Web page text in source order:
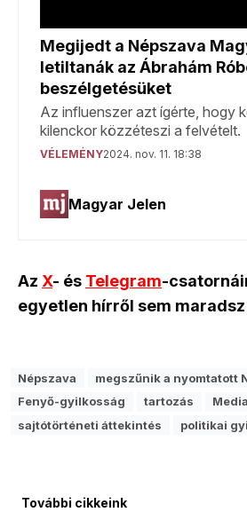
Az X- és Telegram-
egyetlen hírről sem maradsz
Népszava
megszűnik a nyomtatott
Fenyő-gyilkosság
tartozás
sajtótörténeti áttekintés
politikai
További cikkeink